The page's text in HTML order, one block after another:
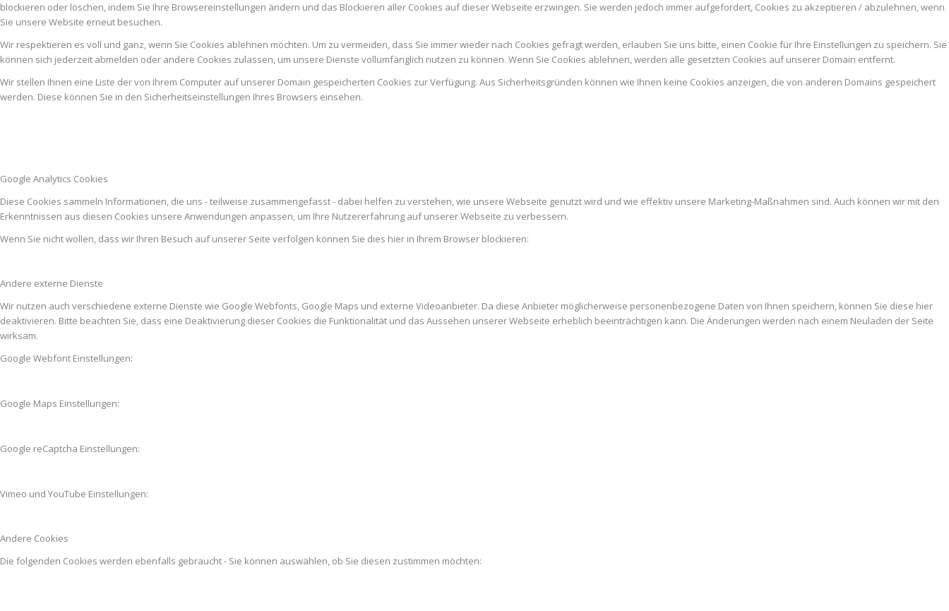
blockieren oder löschen, indem Sie Ihre Browsereinstellungen ändern und das Blockieren aller Cookies auf dieser Webseite erzwingen. Sie werden jedoch immer aufgefordert, Cookies zu akzeptieren / abzulehnen, wenn
Sie unsere Website erneut besuchen.
Wir respektieren es voll und ganz, wenn Sie Cookies ablehnen möchten. Um zu vermeiden, dass Sie immer wieder nach Cookies gefragt werden, erlauben Sie uns bitte, einen Cookie für Ihre Einstellungen zu speichern. Sie
können sich jederzeit abmelden oder andere Cookies zulassen, um unsere Dienste vollumfänglich nutzen zu können. Wenn Sie Cookies ablehnen, werden alle gesetzten Cookies auf unserer Domain entfernt.
Wir stellen Ihnen eine Liste der von Ihrem Computer auf unserer Domain gespeicherten Cookies zur Verfügung. Aus Sicherheitsgründen können wie Ihnen keine Cookies anzeigen, die von anderen Domains gespeichert
werden. Diese können Sie in den Sicherheitseinstellungen Ihres Browsers einsehen.
Google Analytics Cookies
Diese Cookies sammeln Informationen, die uns - teilweise zusammengefasst - dabei helfen zu verstehen, wie unsere Webseite genutzt wird und wie effektiv unsere Marketing-Maßnahmen sind. Auch können wir mit den
Erkenntnissen aus diesen Cookies unsere Anwendungen anpassen, um Ihre Nutzererfahrung auf unserer Webseite zu verbessern.
Wenn Sie nicht wollen, dass wir Ihren Besuch auf unserer Seite verfolgen können Sie dies hier in Ihrem Browser blockieren:
Andere externe Dienste
Wir nutzen auch verschiedene externe Dienste wie Google Webfonts, Google Maps und externe Videoanbieter. Da diese Anbieter möglicherweise personenbezogene Daten von Ihnen speichern, können Sie diese hier
deaktivieren. Bitte beachten Sie, dass eine Deaktivierung dieser Cookies die Funktionalität und das Aussehen unserer Webseite erheblich beeinträchtigen kann. Die Änderungen werden nach einem Neuladen der Seite
wirksam.
Google Webfont Einstellungen:
Google Maps Einstellungen:
Google reCaptcha Einstellungen:
Vimeo und YouTube Einstellungen:
Andere Cookies
Die folgenden Cookies werden ebenfalls gebraucht - Sie können auswählen, ob Sie diesen zustimmen möchten: